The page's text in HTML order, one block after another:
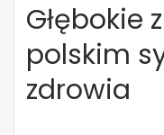
Głębokie
polskim
zdrowia